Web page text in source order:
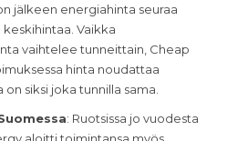
jälkeen energiahinta seuraa
Vaikka
vaihtelee tunneittain, Cheap
hinta noudattaa
siksi joka tunnilla sama.
: Ruotsissa jo vuodesta
aloitti toimintansa myös